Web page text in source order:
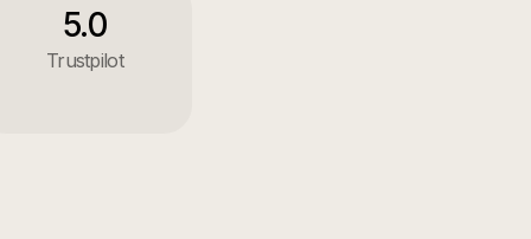
5.0
Trustpilot